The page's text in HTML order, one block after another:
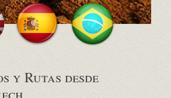
y Rutas desde